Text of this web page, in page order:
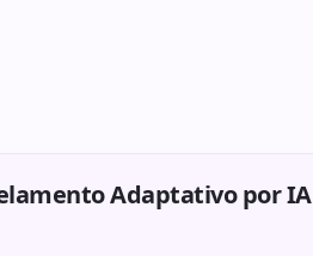
Adaptativo por IA